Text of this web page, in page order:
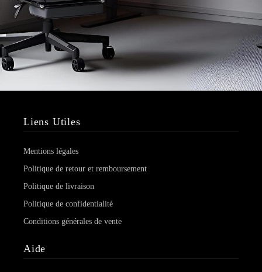
Liens Utiles
Mentions légales
Politique de retour et remboursement
Politique de livraison
Politique de confidentialité
Conditions générales de vente
Aide